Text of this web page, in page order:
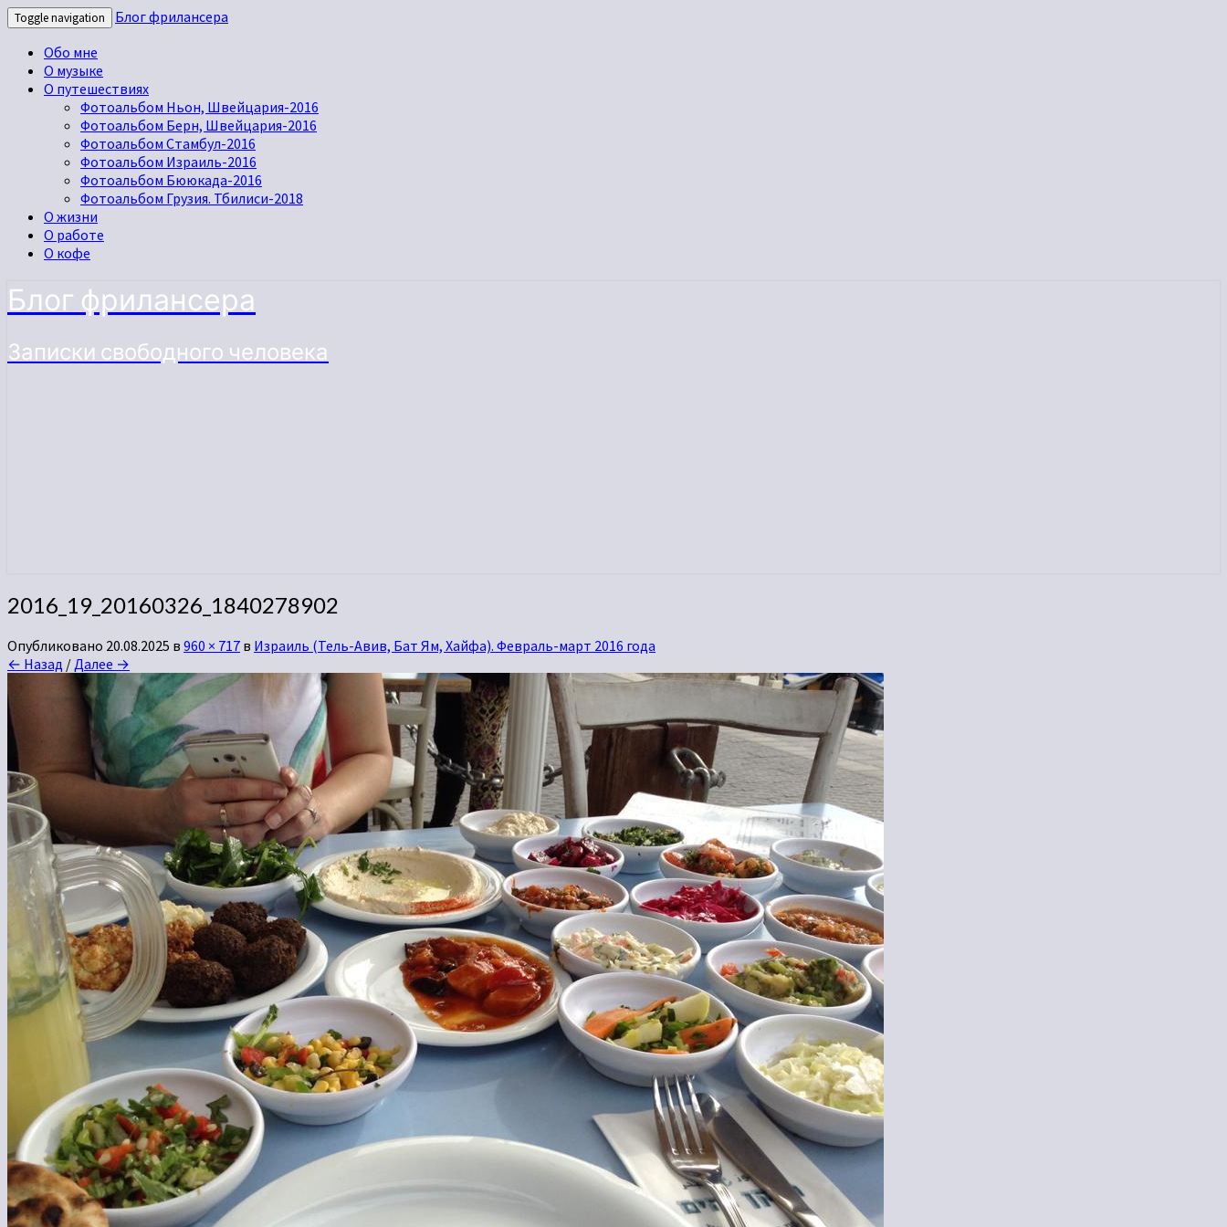
Toggle navigation
Блог фрилансера
Обо мне
О музыке
О путешествиях
Фотоальбом Ньон, Швейцария-2016
Фотоальбом Берн, Швейцария-2016
Фотоальбом Стамбул-2016
Фотоальбом Израиль-2016
Фотоальбом Бююкада-2016
Фотоальбом Грузия. Тбилиси-2018
О жизни
О работе
О кофе
Блог фрилансера
Записки свободного человека
2016_19_20160326_1840278902
Опубликовано 20.08.2025 в 960 × 717 в Израиль (Тель-Авив, Бат Ям, Хайфа). Февраль-март 2016 года
← Назад /Далее →